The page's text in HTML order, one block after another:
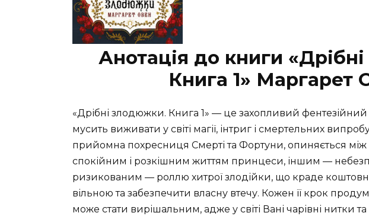
Анотація до книги
Книга 1» Маргарет
«Дрібні злодюжки. Книга 1» — це захопливий
мусить виживати у світі магії, інтриг і смертельних
прийомна похресниця Смерті та Фортуни, опиняється
спокійним і розкішним життям принцеси, іншим —
ризикованим — роллю хитрої злодійки, що краде
вільною та забезпечити власну втечу. Кожен її крок
може стати вирішальним, адже у світі Вані чарівні нитки